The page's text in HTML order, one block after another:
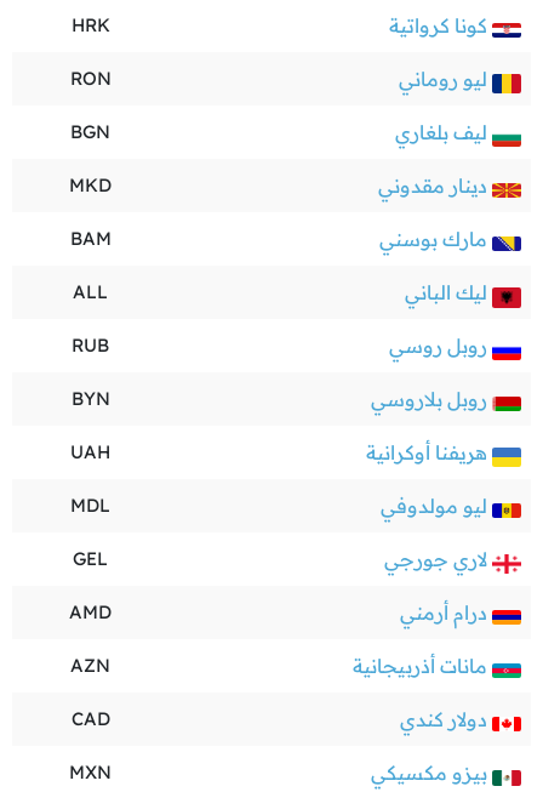
كونا كرواتية HRK
ليو روماني RON
ليف بلغاري BGN
دينار مقدوني MKD
مارك بوسني BAM
ليك الباني ALL
روبل روسي RUB
روبل بلاروسي BYN
هريفنا أوكرانية UAH
ليو مولدوفي MDL
لاري جورجي GEL
درام أرمني AMD
مانات أذربيجانية AZN
دولار كندي CAD
بيزو مكسيكي MXN